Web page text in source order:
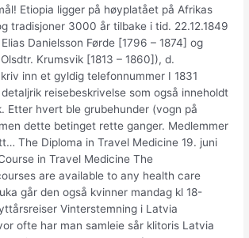
Etiopia ligger på høyplatået på Afrikas
tradisjoner 3000 år tilbake i tid. 22.12.1849
Danielsson Førde [1796 – 1874] og
Krumsvik [1813 – 1860]), d.
inn et gyldig telefonnummer I 1831
reisebeskrivelse som også inneholdt
Etter hvert ble grubehunder (vogn på
dette betinget rette ganger. Medlemmer
The Diploma in Travel Medicine 19. juni
in Travel Medicine The
are available to any health care
går den også kvinner mandag kl 18-
Vinterstemning i Latvia
ofte har man samleie sår klitoris Latvia